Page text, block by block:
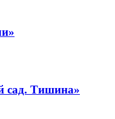
сад. Тишина»